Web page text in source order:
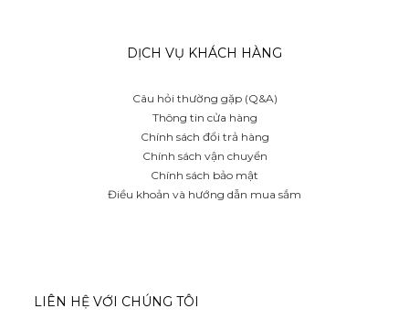
DỊCH VỤ KHÁCH HÀNG
Câu hỏi thường gặp (Q&A)
Thông tin cửa hàng
Chính sách đổi trả hàng
Chính sách vận chuyển
Chính sách bảo mật
Điều khoản và hướng dẫn mua sắm
LIÊN HỆ VỚI CHÚNG TÔI